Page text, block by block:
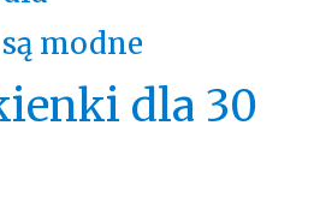
modne
dla 30